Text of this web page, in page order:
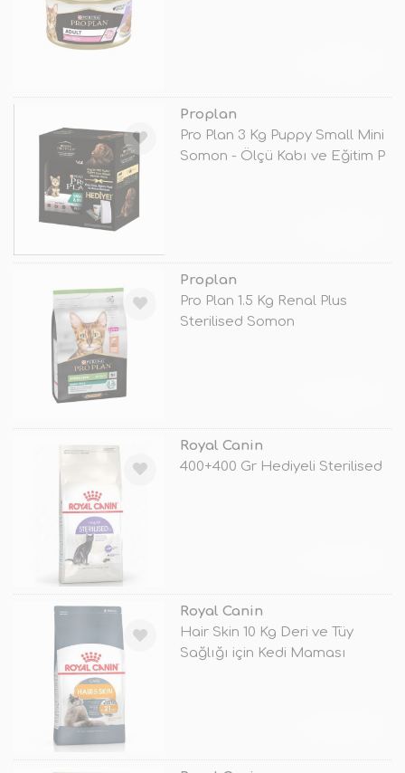
Proplan
Pro Plan 3 Kg Puppy Small Mini
Somon - Ölçü Kabı ve Eğitim P
Proplan
Pro Plan 1.5 Kg Renal Plus
Sterilised Somon
Royal Canin
400+400 Gr Hediyeli Sterilised
Royal Canin
Hair Skin 10 Kg Deri ve Tüy
Sağlığı için Kedi Maması